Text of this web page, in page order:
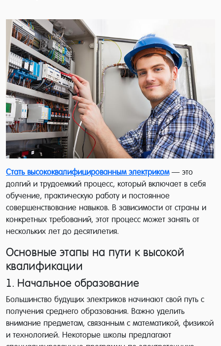
Стать высококвалифицированным электриком— это
долгий и трудоемкий процесс, который включает в себя
обучение, практическую работу и постоянное
совершенствование навыков. В зависимости от страны и
конкретных требований, этот процесс может занять от
нескольких лет до десятилетия.
Основные этапы на пути к высокой
квалификации
1. Начальное образование
Большинство будущих электриков начинают свой путь с
получения среднего образования. Важно уделить
внимание предметам, связанным с математикой, физикой
и технологией. Некоторые школы предлагают